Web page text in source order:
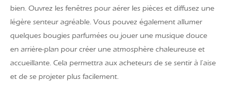
bien. Ouvrez les fenêtres pour aérer les pièces et diffusez une
légère senteur agréable. Vous pouvez également allumer
quelques bougies parfumées ou jouer une musique douce
en arrière-plan pour créer une atmosphère chaleureuse et
accueillante. Cela permettra aux acheteurs de se sentir à l'aise
et de se projeter plus facilement.